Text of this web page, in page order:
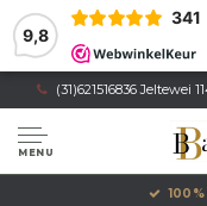
9,8
341
(31)621516836 Jeltewei
MENU